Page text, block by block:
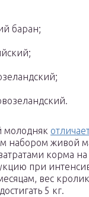
баран;
молодняк
набором живой
корма на
при
вес
5 кг.